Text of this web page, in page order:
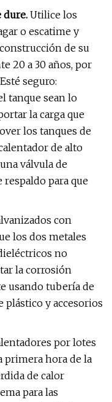
dure. Utilice los
o escatime y
de su
20 a 30 años, por
seguro:
tanque sean lo
la carga que
los tanques de
de alto
válvula de
respaldo para que
con
los dos metales
no
la corrosión
usando tubería de
plástico y accesorios
por lotes
primera hora de la
de calor
para las